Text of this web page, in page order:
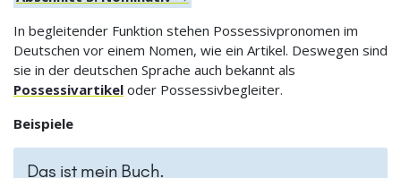
In begleitender Funktion stehen Possessivpronomen im
Deutschen vor einem Nomen, wie ein Artikel. Deswegen sind
sie in der deutschen Sprache auch bekannt als
Possessivartikel oder Possessivbegleiter.
Beispiele
Das ist mein Buch.